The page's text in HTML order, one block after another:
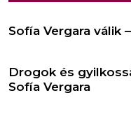
Sofía Vergara válik
Drogok és
Sofía Vergara